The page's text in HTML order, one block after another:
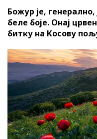
Божур је,
беле боје. Онај
битку на Косову